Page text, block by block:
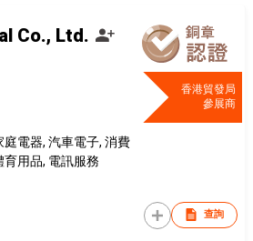
Co., Ltd.
電器, 汽車電子, 消費
用品, 電訊服務
香港貿發局
參展商
查詢